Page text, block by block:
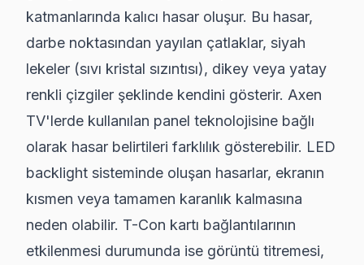
katmanlarında kalıcı hasar oluşur. Bu hasar,
darbe noktasından yayılan çatlaklar, siyah
lekeler (sıvı kristal sızıntısı), dikey veya yatay
renkli çizgiler şeklinde kendini gösterir. Axen
TV'lerde kullanılan panel teknolojisine bağlı
olarak hasar belirtileri farklılık gösterebilir. LED
backlight sisteminde oluşan hasarlar, ekranın
kısmen veya tamamen karanlık kalmasına
neden olabilir. T-Con kartı bağlantılarının
etkilenmesi durumunda ise görüntü titremesi,